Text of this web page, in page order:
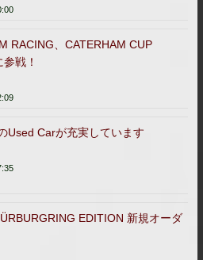
RACING、CATERHAM CUP
戦！
Used Carが充実しています
EDITION 新規オーダ